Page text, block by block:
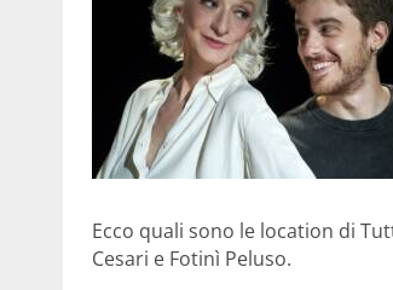
Ecco quali sono le location di
Cesari e Fotinì Peluso.